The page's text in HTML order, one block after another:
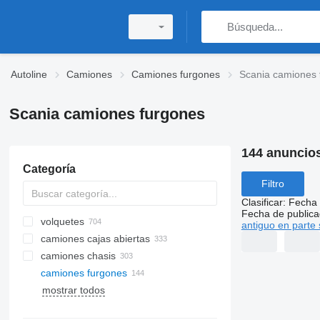
Autoline Camiones Camiones furgones Scania camiones
Scania camiones furgones
Categoría
volquetes
camiones cajas abiertas
camiones chasis
camiones furgones
mostrar todos
144
Filtro
Clasificar: Fecha
Fecha de
antiguo en parte